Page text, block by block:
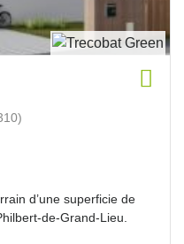
d’une superficie de
de-Grand-Lieu.